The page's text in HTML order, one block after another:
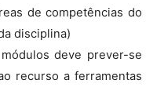
de competências do
disciplina)
deve prever-se
recurso a ferramentas